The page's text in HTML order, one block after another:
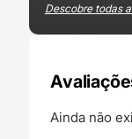
Descobre todas
Ainda não